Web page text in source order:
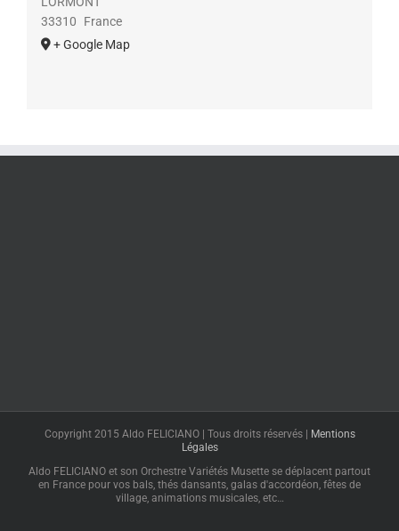
33310
France
+ Google Map
Copyright 2015 Aldo FELICIANO | Tous droits réservés |
Mentions
Légales
Aldo FELICIANO et son Orchestre Variétés Musette se déplacent partout
en France pour vos bals, thés dansants, galas d'accordéon, fêtes de
village, animations musicales, etc…